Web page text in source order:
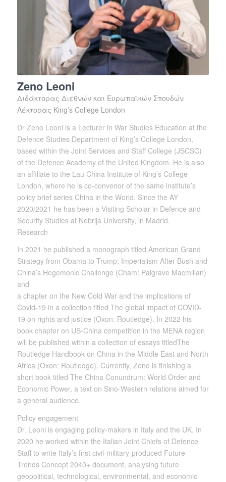
Zeno Leoni
Διδάκτορας Διεθνών και Ευρωπαϊκών Σπουδών
Λέκτορας King’s College London
Dr Zeno Leoni is a Lecturer in War Studies Education at the
Defence Studies Department of King’s College London,
based within the Joint Services and Staff College (JSCSC)
of the Defence Academy of the United Kingdom. He is also
an affiliate to the Lau China Institute of King’s College
London, where he is co-convenor of the same institute’s
policy brief series China in the World. Since the AY
2020/2021 he has been a Visiting Scholar in Defence and
Security Studies at Nebrija University, in Madrid.
Research
In 2021 he published a monograph titled American Grand
Strategy from Obama to Trump: Imperialism After Bush and
China’s Hegemonic Challenge (Cham: Palgrave Macmillan)
and
a chapter on the New Cold War and the implications of
Covid-19 in a collection titled The global impact of COVID-
19 on rights and justice (Oxon: Routledge). In 2022 his
book chapter on US-China competition in the MENA region
will be published within a collection of essays titledThe
Routledge Handbook on China in the Middle East and North
Africa (Oxon: Routledge). Currently, Zeno is finishing a
short book titled The China Conundrum: World Order and
Economic Power, a text on Sino-Western relations aimed for
a general audience.
Policy engagement
Dr. Leoni is engaging policy-makers in Italy and the UK. In
2020 he worked within the Italian Joint Chiefs of Defence
Staff to write Italy’s first civil-military-produced Future
Trends Concept 2040+ document, analysing future
geopolitical, technological, environmental, and economic